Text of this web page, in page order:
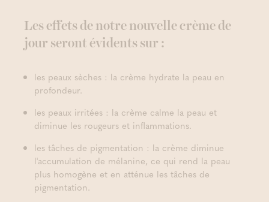
Les effets de notre nouvelle crème de
jour seront évidents sur :
les peaux sèches : la crème hydrate la peau en
profondeur.
les peaux irritées : la crème calme la peau et
diminue les rougeurs et inflammations.
les tâches de pigmentation : la crème diminue
l'accumulation de mélanine, ce qui rend la peau
plus homogène et en atténue les tâches de
pigmentation.